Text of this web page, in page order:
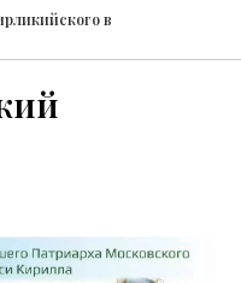
в